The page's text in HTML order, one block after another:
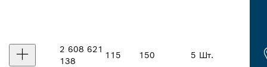
2 608 621
138
115 150 5 Шт.